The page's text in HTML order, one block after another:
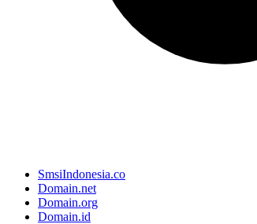
SmsiIndonesia.co
Domain.net
Domain.org
Domain.id